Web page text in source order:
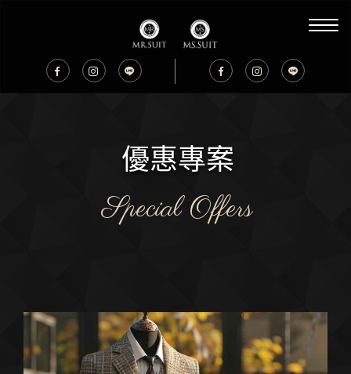
優惠專案
Special Offers